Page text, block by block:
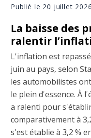
Publié le 20 juillet 2026
La baisse des
ralentir
L'inflation est
juin au pays, selon
les automobilistes
le plein d'essence. À
a ralenti pour
comparativement à
s'est établie à 3,2 %